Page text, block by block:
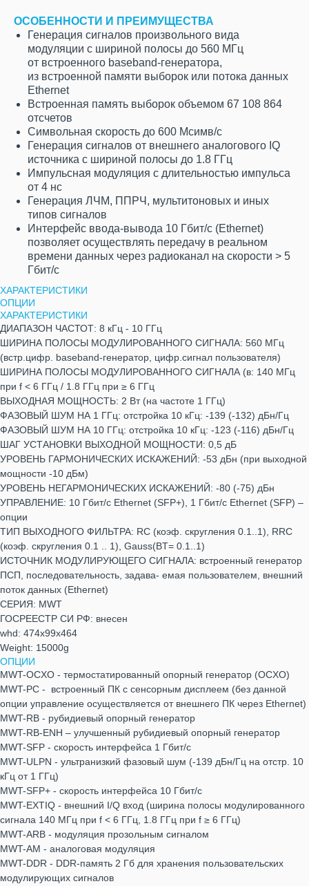
ОСОБЕННОСТИ И ПРЕИМУЩЕСТВА
Генерация сигналов произвольного вида
модуляции с шириной полосы до 560 МГц
от встроенного baseband-генератора,
из встроенной памяти выборок или потока данных
Ethernet
Встроенная память выборок объемом 67 108 864
отсчетов
Символьная скорость до 600 Мсимв/с
Генерация сигналов от внешнего аналогового IQ
источника с шириной полосы до 1.8 ГГц
Импульсная модуляция с длительностью импульса
от 4 нс
Генерация ЛЧМ, ППРЧ, мультитоновых и иных
типов сигналов
Интерфейс ввода-вывода 10 Гбит/c (Ethernet)
позволяет осуществлять передачу в реальном
времени данных через радиоканал на скорости > 5
Гбит/c
ХАРАКТЕРИСТИКИ
ОПЦИИ
ХАРАКТЕРИСТИКИ
ДИАПАЗОН ЧАСТОТ: 8 кГц - 10 ГГц
ШИРИНА ПОЛОСЫ МОДУЛИРОВАННОГО СИГНАЛА: 560 МГц
(встр.цифр. baseband-генератор, цифр.сигнал пользователя)
ШИРИНА ПОЛОСЫ МОДУЛИРОВАННОГО СИГНАЛА (в: 140 МГц
при f < 6 ГГц / 1.8 ГГц при ≥ 6 ГГц
ВЫХОДНАЯ МОЩНОСТЬ: 2 Вт (на частоте 1 ГГц)
ФАЗОВЫЙ ШУМ НА 1 ГГц: отстройка 10 кГц: -139 (-132) дБн/Гц
ФАЗОВЫЙ ШУМ НА 10 ГГц: отстройка 10 кГц: -123 (-116) дБн/Гц
ШАГ УСТАНОВКИ ВЫХОДНОЙ МОЩНОСТИ: 0,5 дБ
УРОВЕНЬ ГАРМОНИЧЕСКИХ ИСКАЖЕНИЙ: -53 дБн (при выходной
мощности -10 дБм)
УРОВЕНЬ НЕГАРМОНИЧЕСКИХ ИСКАЖЕНИЙ: -80 (-75) дБн
УПРАВЛЕНИЕ: 10 Гбит/с Ethernet (SFP+), 1 Гбит/с Ethernet (SFP) –
опции
ТИП ВЫХОДНОГО ФИЛЬТРА: RC (коэф. скругления 0.1..1), RRC
(коэф. скругления 0.1 .. 1), Gauss(BT= 0.1..1)
ИСТОЧНИК МОДУЛИРУЮЩЕГО СИГНАЛА: встроенный генератор
ПСП, последовательность, задава- емая пользователем, внешний
поток данных (Ethernet)
СЕРИЯ: MWT
ГОСРЕЕСТР СИ РФ: внесен
whd: 474x99x464
Weight: 15000g
ОПЦИИ
MWT-OCXO - термостатированный опорный генератор (OCXO)
MWT-PC - встроенный ПК с сенсорным дисплеем (без данной
опции управление осуществляется от внешнего ПК через Ethernet)
MWT-RB - рубидиевый опорный генератор
MWT-RB-ENH – улучшенный рубидиевый опорный генератор
MWT-SFP - скорость интерфейса 1 Гбит/с
MWT-ULPN - ультранизкий фазовый шум (-139 дБн/Гц на отстр. 10
кГц от 1 ГГц)
MWT-SFP+ - скорость интерфейса 10 Гбит/с
MWT-EXTIQ - внешний I/Q вход (ширина полосы модулированного
сигнала 140 МГц при f < 6 ГГц, 1.8 ГГц при f ≥ 6 ГГц)
MWT-ARB - модуляция прозольным сигналом
MWT-АМ - аналоговая модуляция
MWT-DDR - DDR-память 2 Гб для хранения пользовательских
модулирующих сигналов